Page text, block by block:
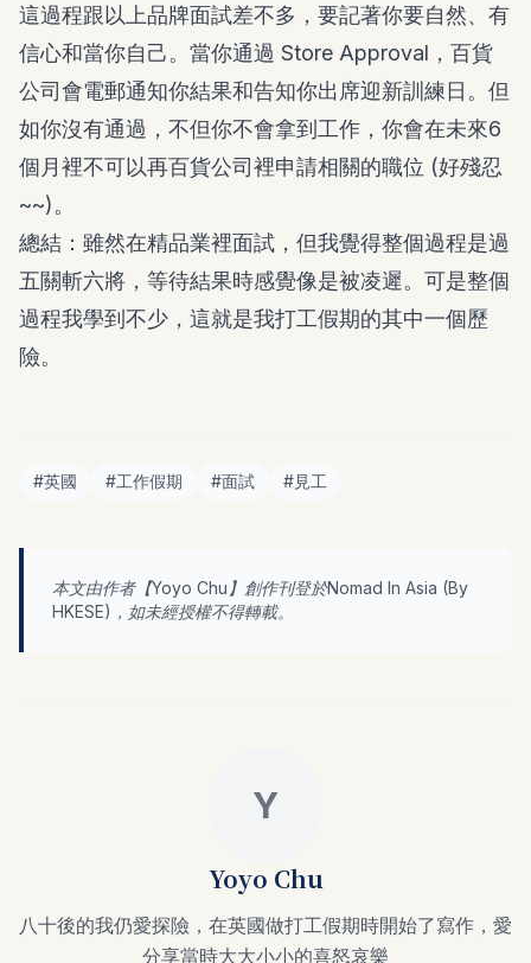
這過程跟以上品牌面試差不多，要記著你要自然、有
信心和當你自己。當你通過 Store Approval，百貨
公司會電郵通知你結果和告知你出席迎新訓練日。但
如你沒有通過，不但你不會拿到工作，你會在未來6
個月裡不可以再百貨公司裡申請相關的職位 (好殘忍
~~)。
總結：雖然在精品業裡面試，但我覺得整個過程是過
五關斬六將，等待結果時感覺像是被凌遲。可是整個
過程我學到不少，這就是我打工假期的其中一個歷
險。
#英國 #工作假期 #面試 #見工
本文由作者【Yoyo Chu 】創作刊登於Nomad In Asia (By
HKESE)，如未經授權不得轉載。
Y
Yoyo Chu
八十後的我仍愛探險，在英國做打工假期時開始了寫作，愛
分享當時大大小小的喜怒哀樂